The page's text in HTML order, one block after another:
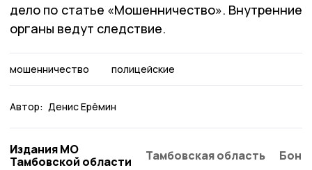
дело по статье «Мошенничество». Внутренние
органы ведут следствие.
мошенничество полицейские
Автор: Денис Ерёмин
Издания МО
Тамбовской области
Тамбовская область